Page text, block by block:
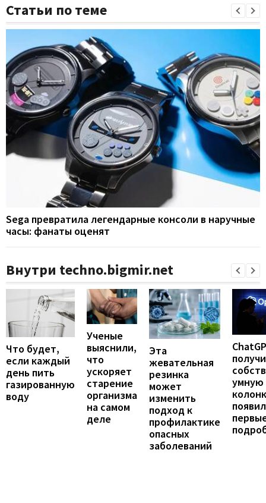
Статьи по теме
Sega превратила легендарные консоли в наручные
часы: фанаты оценят
Внутри techno.bigmir.net
Что будет,
если каждый
день пить
газированную
воду
Ученые
выяснили,
что
ускоряет
старение
организма
на самом
деле
Эта
жевательная
резинка
может
изменить
подход к
профилактике
опасных
заболеваний
умную